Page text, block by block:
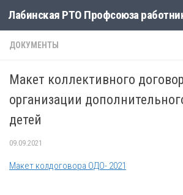
Skip to content
ДОКУМЕНТЫ
Макет коллективного
организации
детей
09.09.2021
Макет колдоговора ОДО- 2021